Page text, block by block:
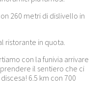
260 metri di dislivello in
ristorante in quota.
con la funivia arrivare
il sentiero che ci
6.5 km con 700